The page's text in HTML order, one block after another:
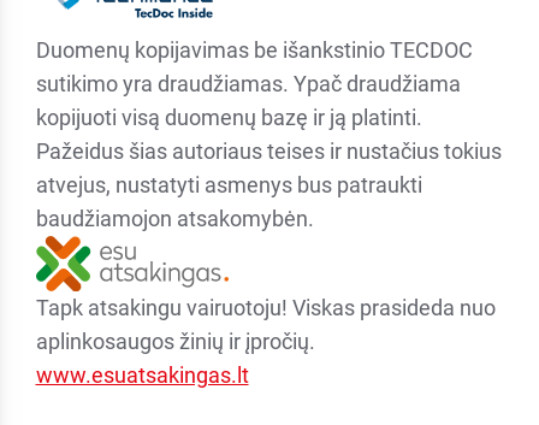
Duomenų kopijavimas be išankstinio TECDOC
sutikimo yra draudžiamas. Ypač draudžiama
kopijuoti visą duomenų bazę ir ją platinti.
Pažeidus šias autoriaus teises ir nustačius tokius
atvejus, nustatyti asmenys bus patraukti
baudžiamojon atsakomybėn.
Tapk atsakingu vairuotoju! Viskas prasideda nuo
aplinkosaugos žinių ir įpročių.
www.esuatsakingas.lt